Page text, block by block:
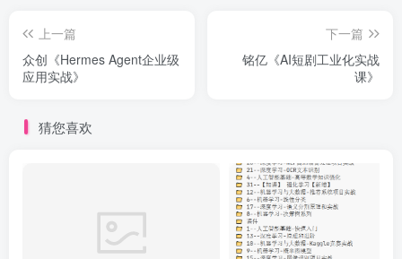
上一篇
众创《Hermes Agent企业级
应用实战》
下一篇
铭亿《AI短剧工业化实战
课》
猜您喜欢